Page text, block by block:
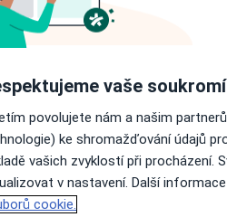
vaše soukromí
povolujete nám a našim
ke shromažďování údajů
vašich zvyklostí při procházení.
v nastavení. Další
cookie.